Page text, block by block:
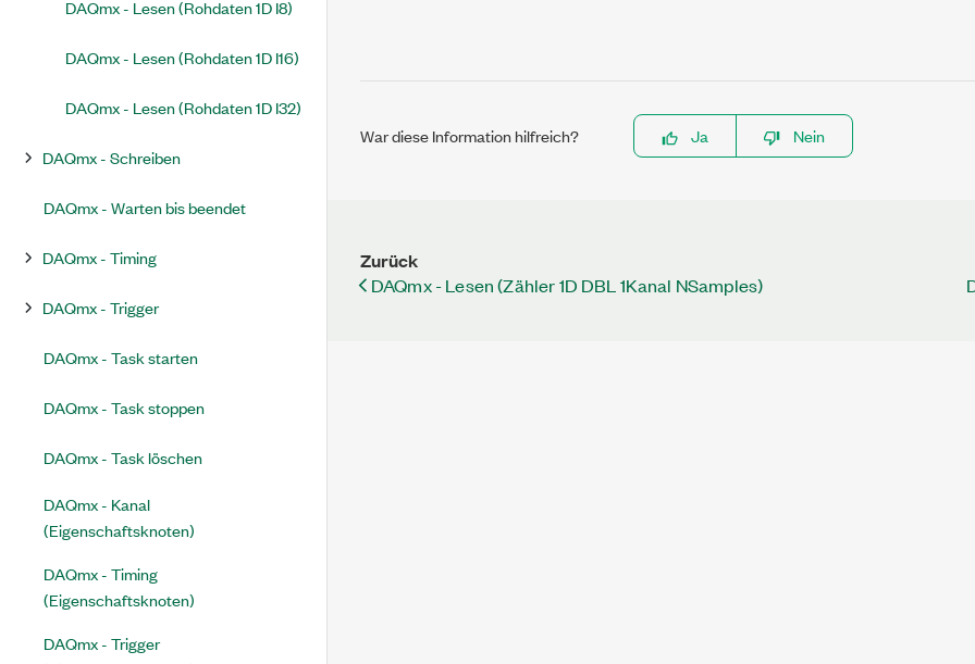
DAQmx - Lesen (Rohdaten 1D I8)
DAQmx - Lesen (Rohdaten 1D I16)
DAQmx - Lesen (Rohdaten 1D I32)
DAQmx - Schreiben
DAQmx - Warten bis beendet
DAQmx - Timing
DAQmx - Trigger
DAQmx - Task starten
DAQmx - Task stoppen
DAQmx - Task löschen
DAQmx - Kanal
(Eigenschaftsknoten)
DAQmx - Timing
(Eigenschaftsknoten)
DAQmx - Trigger
War diese Information hilfreich? Ja Nein
Zurück
DAQmx - Lesen (Zähler 1D DBL 1Kanal NSamples)